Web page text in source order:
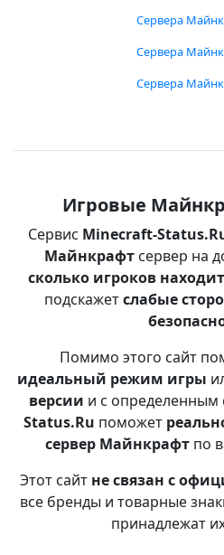
Сервера
Сервера
Сервера
Игровые
Сервис Minecraft-
Майнкрафтсервер на
сколько игроков
подскажетслабые
Помимо этого сайт
идеальный режим игры
версии и с определенным
Status.Ru поможет
сервер Майнкрафт по
Этот сайт не связан с
все бренды и товарные
принадлежат